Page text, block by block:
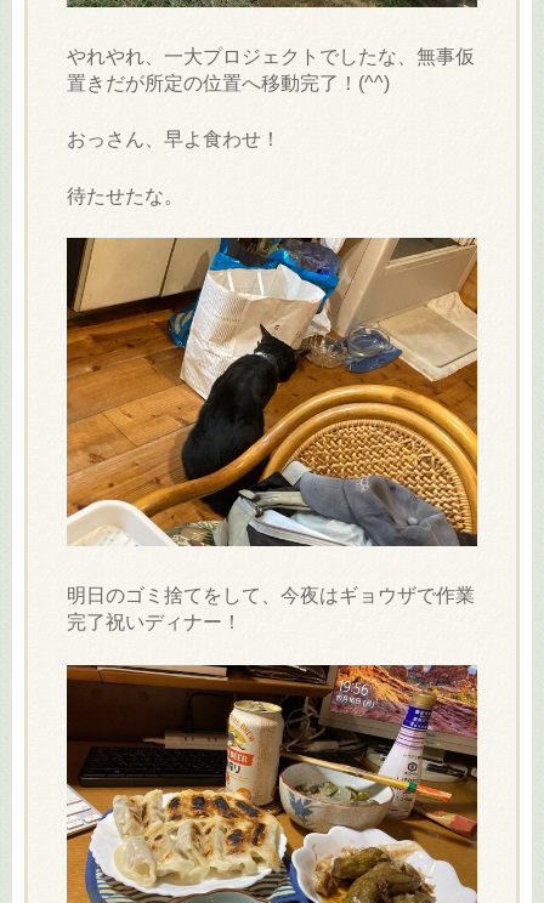
やれやれ、一大プロジェクトでしたな、無事仮
置きだが所定の位置へ移動完了！(^^)
おっさん、早よ食わせ！
待たせたな。
明日のゴミ捨てをして、今夜はギョウザで作業
完了祝いディナー！